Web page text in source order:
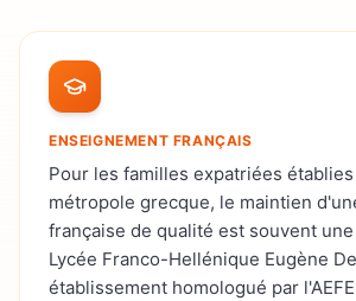
ENSEIGNEMENT FRANÇAIS
Pour les familles expatriées
métropole grecque, le maintien
française de qualité est souvent
Lycée Franco-Hellénique Eugène
établissement homologué par